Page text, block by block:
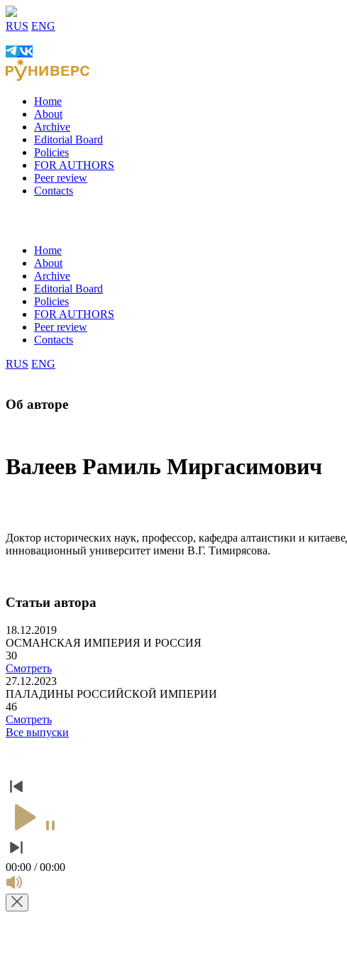
RUS ENG
Home
About
Archive
Editorial Board
Policies
FOR AUTHORS
Peer review
Contacts
Home
About
Archive
Editorial Board
Policies
FOR AUTHORS
Peer review
Contacts
RUS ENG
Об авторе
Валеев Рамиль Миргасимович
Доктор исторических наук, профессор, кафедра алтаистики и
инновационный университет имени В.Г. Тимирясова.
Статьи автора
18.12.2019
ОСМАНСКАЯ ИМПЕРИЯ И РОССИЯ
30
Смотреть
27.12.2023
ПАЛАДИНЫ РОССИЙСКОЙ ИМПЕРИИ
46
Смотреть
Все выпуски
00:00 / 00:00